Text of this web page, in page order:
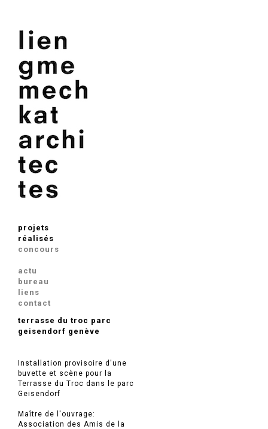
projets
réalisés
concours
actu
bureau
liens
contact
terrasse du troc parc
geisendorf genève
Installation provisoire d'une
buvette et scène pour la
Terrasse du Troc dans le parc
Geisendorf
Maître de l'ouvrage:
Association des Amis de la